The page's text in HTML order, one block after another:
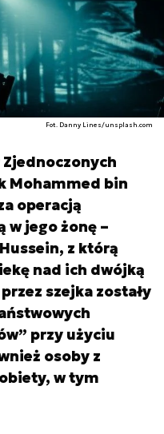
Fot. Danny Lines/unsplash.com
Mohammed bin
operacją
w jego żonę –
z którą
nad ich dwójką
szejka zostały
przy użyciu
osoby z
w tym